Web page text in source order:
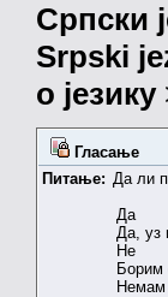
Српски
Srpski
о језику
Гласање
Питање: Да ли
Да
Да, уз
Не
Борим
Немам